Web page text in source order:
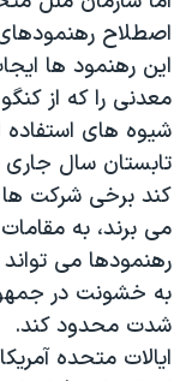
صفحه‌های ویژه
سفر پرزیدنت
اصطلاح
این رهنمود ها
معدنی را که از
شیوه های استفاده
تابستان سال
کند برخی شرکت ها
می برند، به
رهنمودها می
به خشونت در
شدت محدود کند.
ایالات متحده